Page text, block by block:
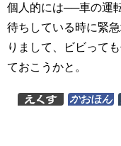
個人的には──車の運
待ちしている時に緊
りまして、ビビって
ておこうかと。